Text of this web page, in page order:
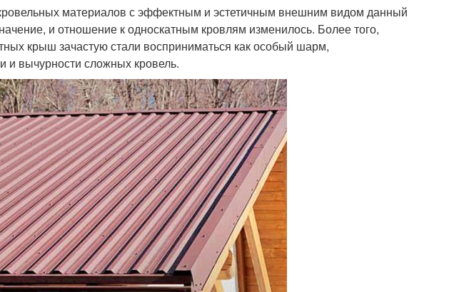
материалов с эффектным и эстетичным внешним видом данный
и отношение к односкатным кровлям изменилось. Более того,
крыш зачастую стали восприниматься как особый шарм,
вычурности сложных кровель.